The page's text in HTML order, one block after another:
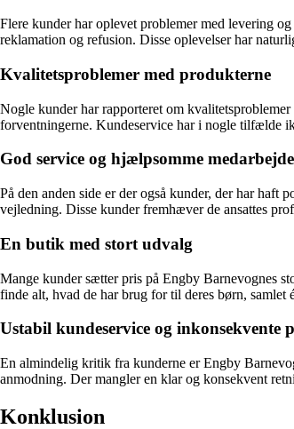
Flere kunder har oplevet problemer med levering
reklamation og refusion. Disse oplevelser har
Kvalitetsproblemer med produkterne
Nogle kunder har rapporteret om
forventningerne. Kundeservice har i nogle tilfælde
God service og hjælpsomme
På den anden side er der også kunder, der har
vejledning. Disse kunder fremhæver de ansattes
En butik med stort udvalg
Mange kunder sætter pris på Engby Barnevognes
finde alt, hvad de har brug for til deres børn, samlet
Ustabil kundeservice og inkonsekvente
En almindelig kritik fra kunderne er Engby
anmodning. Der mangler en klar og konsekvent
Konklusion